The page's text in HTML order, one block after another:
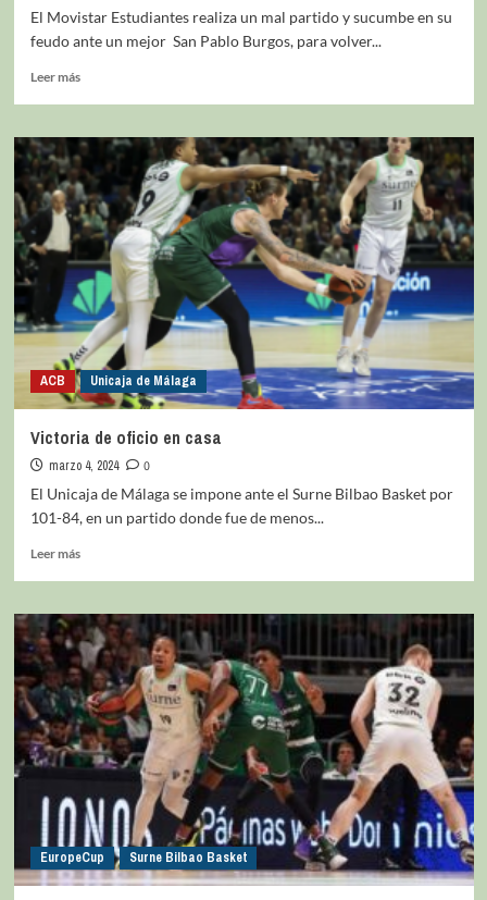
El Movistar Estudiantes realiza un mal partido y sucumbe en su
feudo ante un mejor San Pablo Burgos, para volver...
Leer más
ACB Unicaja de Málaga
Victoria de oficio en casa
marzo 4, 2024
0
El Unicaja de Málaga se impone ante el Surne Bilbao Basket por
101-84, en un partido donde fue de menos...
Leer más
EuropeCup Surne Bilbao Basket